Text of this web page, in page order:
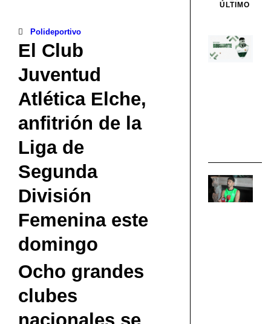
Polideportivo
El Club
Juventud
Atlética Elche,
anfitrión de la
Liga de
Segunda
División
Femenina este
domingo
Ocho grandes
clubes
ÚLTIMO